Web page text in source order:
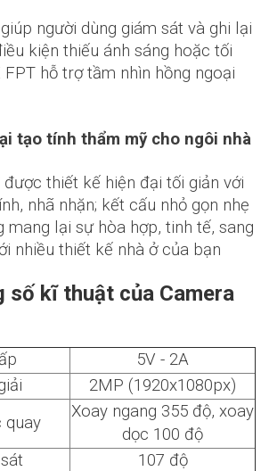
người dùng giám sát và ghi lại
kiện thiếu ánh sáng hoặc tối
FPT hỗ trợ tầm nhìn hồng ngoại
tạo tính thẩm mỹ cho ngôi nhà
được thiết kế hiện đại tối giản với
nhã nhặn; kết cấu nhỏ gọn nhẹ
mang lại sự hòa hợp, tinh tế, sang
nhiều thiết kế nhà ở của bạn
số kĩ thuật của Camera
5V - 2A
2MP (1920x1080px)
quay
Xoay ngang 355 độ, xoay
dọc 100 độ
107 độ